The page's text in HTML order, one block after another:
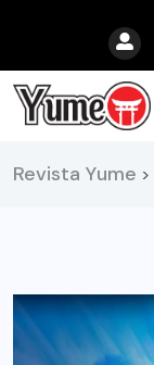
Revista Yume >